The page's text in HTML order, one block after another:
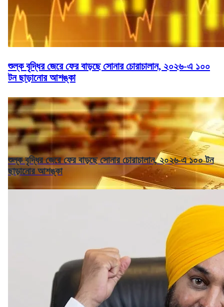
শুল্ক বৃদ্ধির জেরে ফের বাড়ছে সোনার চোরাচালান, ২০২৬-এ ১০০
টন ছাড়ানোর আশঙ্কা
শুল্ক বৃদ্ধির জেরে ফের বাড়ছে সোনার চোরাচালান, ২০২৬-এ ১০০ টন
ছাড়ানোর আশঙ্কা